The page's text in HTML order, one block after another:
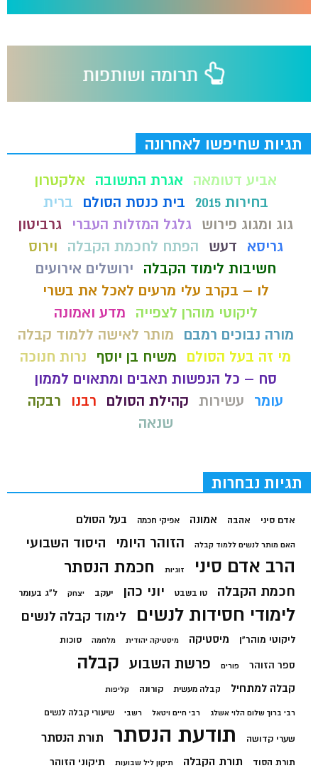
תגיות שחיפשו לאחרונה
אביע דטומאה אגרת התשובה
אלקטרון
בחירות 2015
בית כנסת הסולם
ברית
גוג ומגוג פירוש
גלגל המזלות העברי
גרביטון
גריסא
דעש הפתח לחכמת הקבלה
וירוס
חשיבות לימוד הקבלה
ירושלים אירועים
לו – בקרב עלי מרעים לאכל את בשרי
ליקוטי מוהרן לצפייה
מדע ואמונה
מורה נבוכים רמבם
מותר לאישה ללמוד קבלה
מי זה בעל הסולם
משיח בן יוסף
נרות חנוכה
סח – כל הנפשות תאבים ומתאוים לממון
עומר
עשירות קהילת הסולם רבנו
רבקה
שנאה
תגיות נבחרות
אדם סיני אהבה אמונה אפיקי חכמה בעל הסולם
האם מותר לנשים ללמוד קבלה הזוהר היומי היסוד השבועי
הרב אדם סיני זוגיות חכמת הנסתר
חכמת הקבלה טו בשבט יוני כהן יעקב יצחק ל"ג בעומר
לימודי חסידות לנשים לימוד קבלה לנשים
ליקוטי מוהר"ן מיסטיקה מיסטיקה יהודית מלחמה סוכות
ספר הזוהר פורים פרשת השבוע קבלה
קבלה למתחיל קבלה מעשית קורונה קליפות
רבי ברוך שלום הלוי אשלג רבי חיים ויטאל רשבי שיעורי קבלה לנשים
שערי קדושה תודעת הנסתר תורת הנסתר
תורת הסוד תורת הקבלה תיקון ליל שבועות תיקוני הזוהר